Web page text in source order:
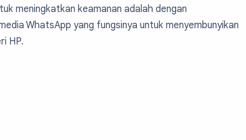
meningkatkan keamanan adalah dengan
WhatsApp yang fungsinya untuk menyembunyikan
HP.